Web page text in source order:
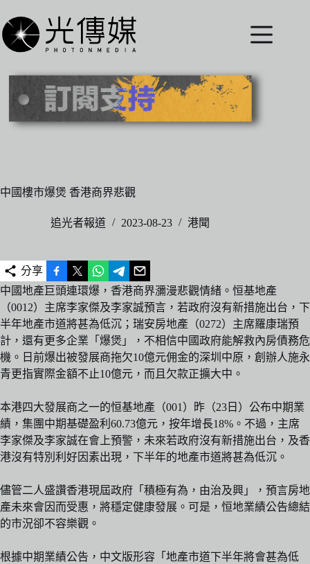
至
主
內
中國樓市爆煲 香港商界悲觀
追光者報道 2023-08-23 港聞
分享
中國地產巨頭連環爆，香港商界瀰漫悲觀情緒。恒基地產
（0012）主席李家傑及李家誠預言，若政府沒有新措施出台，下
半年地產市道將甚為低沉；瑞安房地產（0272）主席羅康瑞預
計，還有更多企業「爆煲」，不相信中國政府能解救內房債務危
機。日前爆出被發展商拖欠10億元佣金的深圳中原，創辦人施永
青更指實際金額不止10億元，而且欠款正擴大中。
本港四大發展商之一的恒基地產（001）昨（23日）公布中期業
績，集團中期基礎盈利60.73億元，按年增長18%。不過，主席
李家傑及李家誠在會上預警，未來若政府沒有新措施出台，及香
港沒有特別利好因素出現，下半年的地產市道將甚為低沉。
儘管二人盛讚香港現屆政府「積極有為，由治及興」，預言房地
產未來會因而受惠，將穩定健康發展。可是，恒地業績公告總結
的市況卻不容樂觀。
根據中期業績公告，中文版形容「地產市道下半年將會甚為低